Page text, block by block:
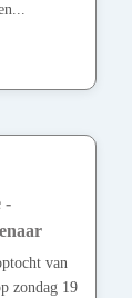
-
van
zondag 19